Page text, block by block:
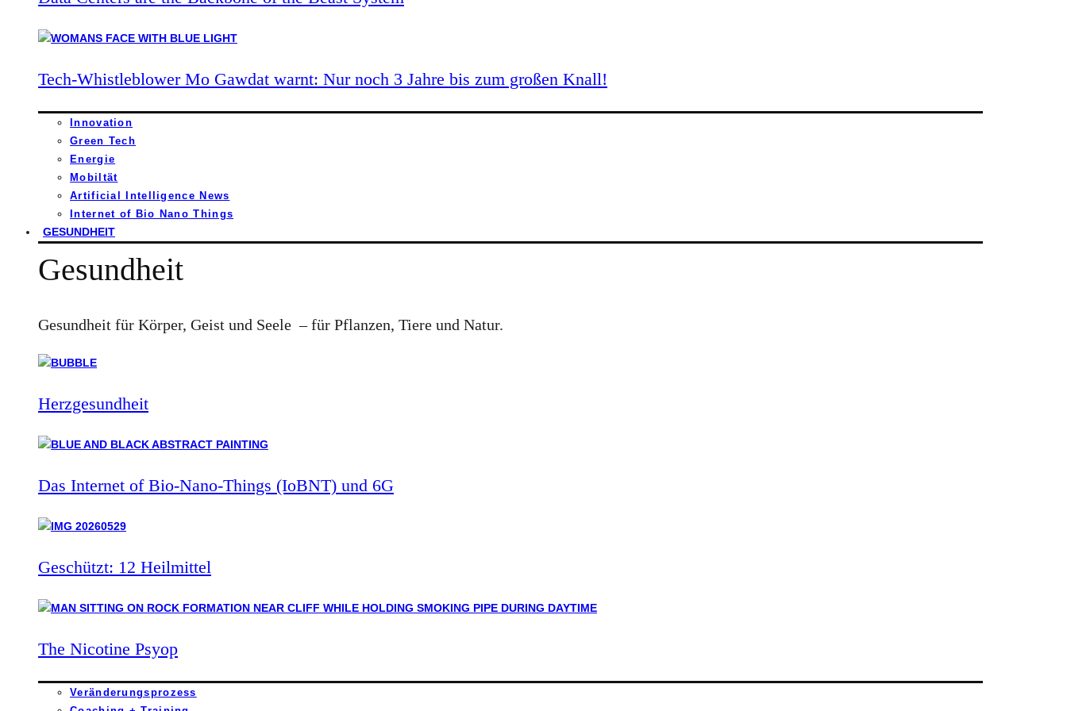
Tech-Whistleblower Mo Gawdat warnt: Nur noch 3 Jahre bis zum großen Knall!
Innovation
Green Tech
Energie
Mobiltät
Artificial Intelligence News
Internet of Bio Nano Things
GESUNDHEIT
Gesundheit
Gesundheit für Körper, Geist und Seele – für Pflanzen, Tiere und Natur.
Herzgesundheit
Das Internet of Bio-Nano-Things (IoBNT) und 6G
Geschützt: 12 Heilmittel
The Nicotine Psyop
Veränderungsprozess